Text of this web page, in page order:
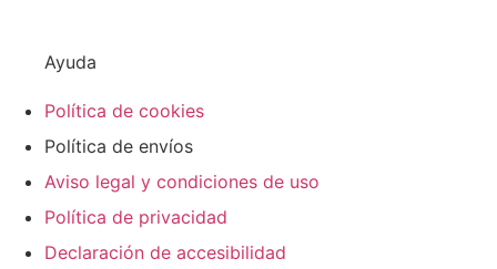
Ayuda
Política de cookies
Política de envíos
Aviso legal y condiciones de uso
Política de privacidad
Declaración de accesibilidad